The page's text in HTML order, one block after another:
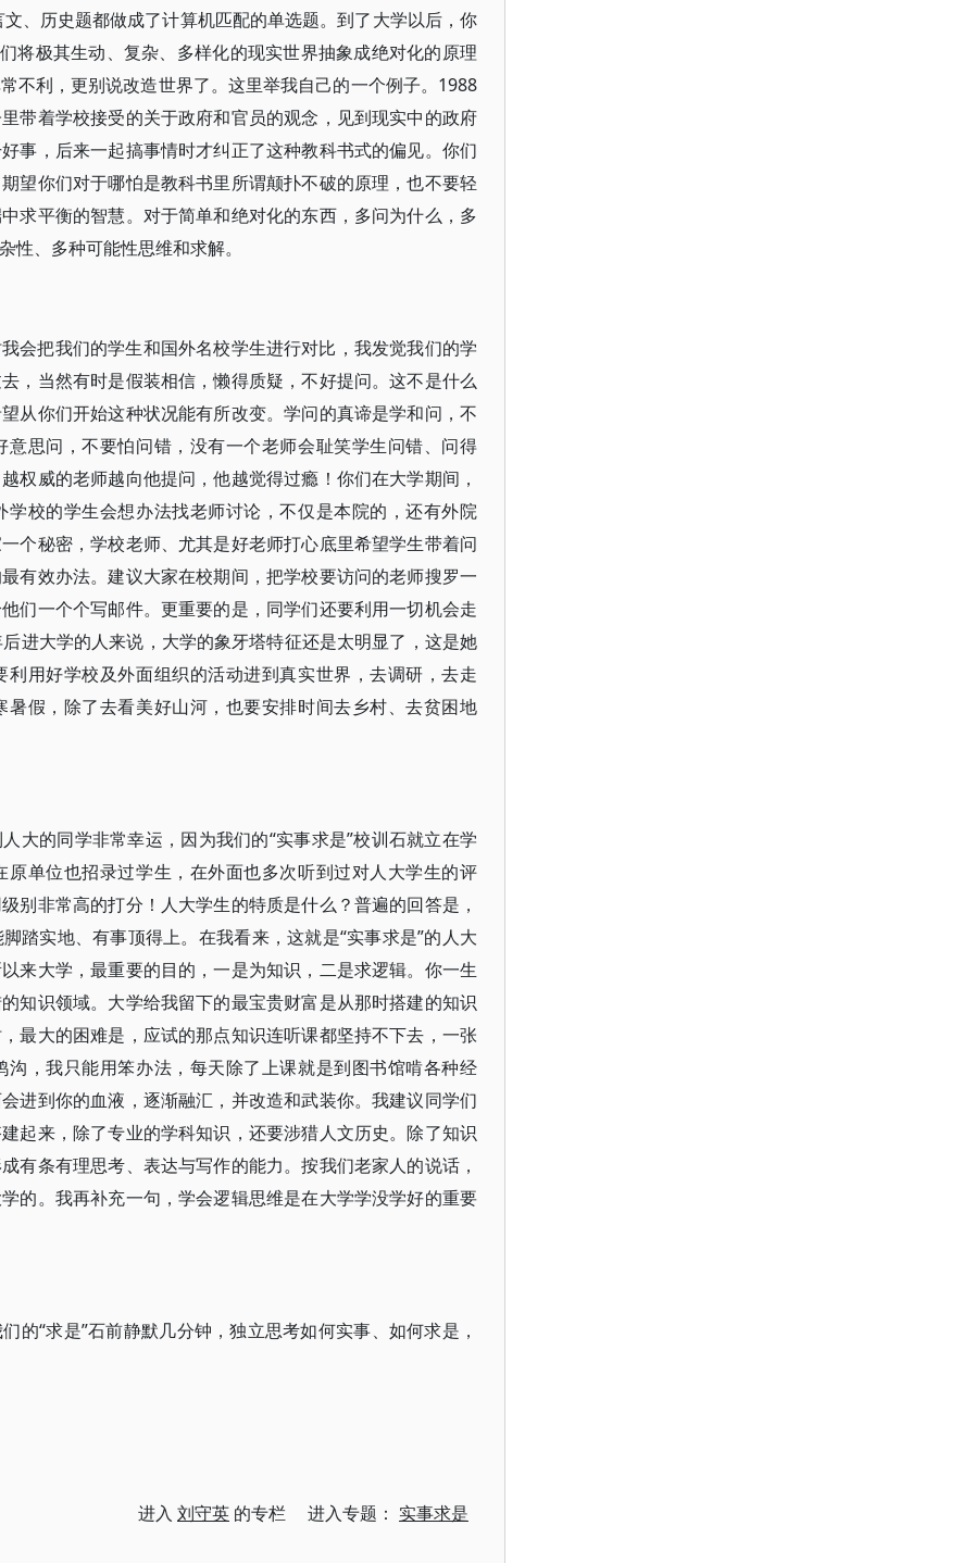
、历史题都做成了计算机匹配的单选题。到了大学以后，你
将极其生动、复杂、多样化的现实世界抽象成绝对化的原理
不利，更别说改造世界了。这里举我自己的一个例子。1988
带着学校接受的关于政府和官员的观念，见到现实中的政府
事，后来一起搞事情时才纠正了这种教科书式的偏见。你们
望你们对于哪怕是教科书里所谓颠扑不破的原理，也不要轻
求平衡的智慧。对于简单和绝对化的东西，多问为什么，多
、多种可能性思维和求解。
会把我们的学生和国外名校学生进行对比，我发觉我们的学
，当然有时是假装相信，懒得质疑，不好提问。这不是什么
从你们开始这种状况能有所改变。学问的真谛是学和问，不
思问，不要怕问错，没有一个老师会耻笑学生问错、问得
权威的老师越向他提问，他越觉得过瘾！你们在大学期间，
校的学生会想办法找老师讨论，不仅是本院的，还有外院
个秘密，学校老师、尤其是好老师打心底里希望学生带着问
有效办法。建议大家在校期间，把学校要访问的老师搜罗一
们一个个写邮件。更重要的是，同学们还要利用一切机会走
进大学的人来说，大学的象牙塔特征还是太明显了，这是她
用好学校及外面组织的活动进到真实世界，去调研，去走
假，除了去看美好山河，也要安排时间去乡村、去贫困地
大的同学非常幸运，因为我们的“实事求是”校训石就立在学
单位也招录过学生，在外面也多次听到过对人大学生的评
别非常高的打分！人大学生的特质是什么？普遍的回答是，
踏实地、有事顶得上。在我看来，这就是“实事求是”的人大
来大学，最重要的目的，一是为知识，二是求逻辑。你一生
知识领域。大学给我留下的最宝贵财富是从那时搭建的知识
最大的困难是，应试的那点知识连听课都坚持不下去，一张
沟，我只能用笨办法，每天除了上课就是到图书馆啃各种经
进到你的血液，逐渐融汇，并改造和武装你。我建议同学们
起来，除了专业的学科知识，还要涉猎人文历史。除了知识
有条有理思考、表达与写作的能力。按我们老家人的说话，
的。我再补充一句，学会逻辑思维是在大学学没学好的重要
的“求是”石前静默几分钟，独立思考如何实事、如何求是，
进入 刘守英 的专栏 进入专题： 实事求是